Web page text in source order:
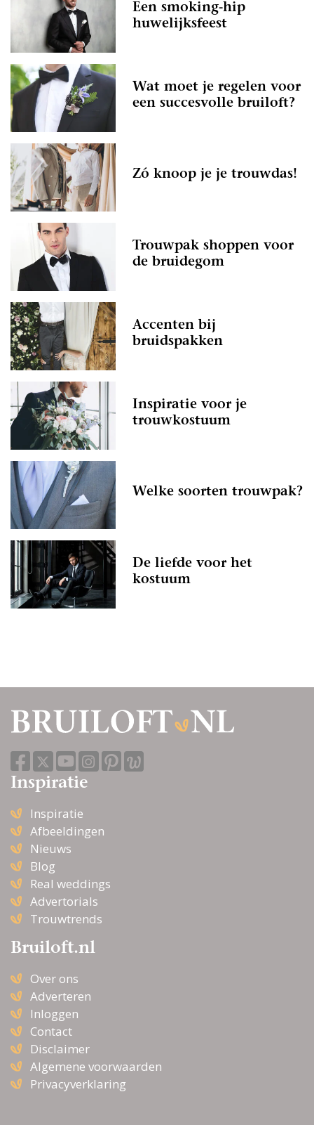
Een smoking-hip
huwelijksfeest
Wat moet je regelen voor
een succesvolle bruiloft?
Zó knoop je je trouwdas!
Trouwpak shoppen voor
de bruidegom
Accenten bij
bruidspakken
Inspiratie voor je
trouwkostuum
Welke soorten trouwpak?
De liefde voor het
kostuum
Inspiratie
Inspiratie
Afbeeldingen
Nieuws
Blog
Real weddings
Advertorials
Trouwtrends
Bruiloft.nl
Over ons
Adverteren
Inloggen
Contact
Disclaimer
Algemene voorwaarden
Privacyverklaring